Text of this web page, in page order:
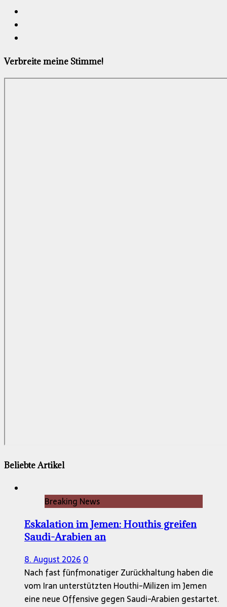
Verbreite meine Stimme!
Beliebte Artikel
Breaking News
Eskalation im Jemen: Houthis greifen
Saudi-Arabien an
8. August 2026 0
Nach fast fünfmonatiger Zurückhaltung haben die
vom Iran unterstützten Houthi-Milizen im Jemen
eine neue Offensive gegen Saudi-Arabien gestartet.